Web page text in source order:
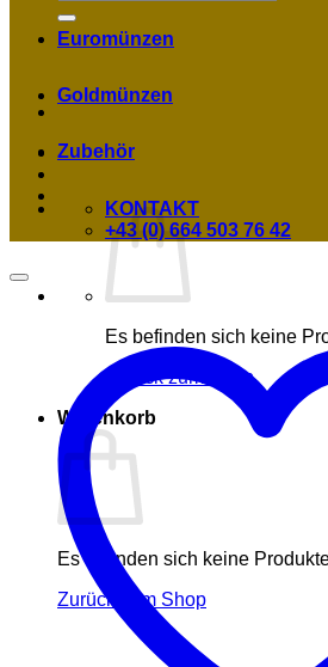
nach:
Es befinden sich keine
Zurück zum Shop
Warenkorb
Es befinden sich keine
Zurück zum Shop
Euromünzen
Goldmünzen
Zubehör
KONTAKT
+43 (0) 664 503 76 42